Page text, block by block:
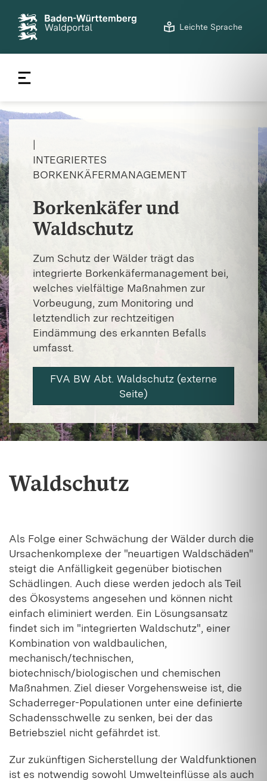
S
t
a
t
e
Leichte Sprache
© FVA BW/Riemer
INTEGRIERTES
BORKENKÄFERMANAGEMENT
Borkenkäfer und
Waldschutz
Zum Schutz der Wälder trägt das
integrierte Borkenkäfermanagement bei,
welches vielfältige Maßnahmen zur
Vorbeugung, zum Monitoring und
letztendlich zur rechtzeitigen
Eindämmung des erkannten Befalls
umfasst.
FVA BW Abt. Waldschutz (externe
Seite)
Waldschutz
Als Folge einer Schwächung der Wälder durch die
Ursachenkomplexe der "neuartigen Waldschäden"
steigt die Anfälligkeit gegenüber biotischen
Schädlingen. Auch diese werden jedoch als Teil
des Ökosystems angesehen und können nicht
einfach eliminiert werden. Ein Lösungsansatz
findet sich im "integrierten Waldschutz", einer
Kombination von waldbaulichen,
mechanisch/technischen,
biotechnisch/biologischen und chemischen
Maßnahmen. Ziel dieser Vorgehensweise ist, die
Schaderreger-Populationen unter eine definierte
Schadensschwelle zu senken, bei der das
Betriebsziel nicht gefährdet ist.
Zur zukünftigen Sicherstellung der Waldfunktionen
ist es notwendig sowohl Umwelteinflüsse als auch